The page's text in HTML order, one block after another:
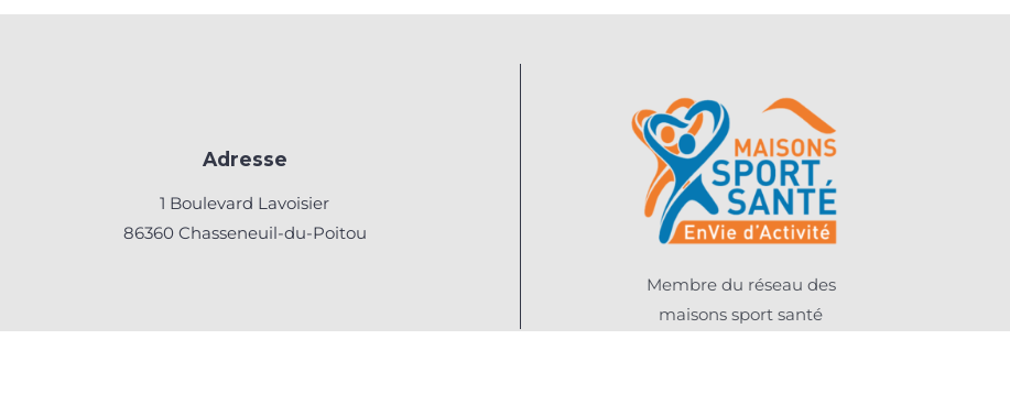
Adresse
1 Boulevard Lavoisier
86360 Chasseneuil-du-Poitou
Membre du réseau des
maisons sport santé